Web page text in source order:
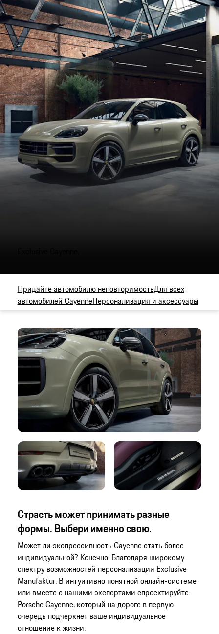
Придайте автомобилю неповторимостьДля всех
автомобилей CayenneПерсонализация и аксессуары
Страсть может принимать разные
формы. Выбери именно свою.
Может ли экспрессивность Cayenne стать более
индивидуальной? Конечно. Благодаря широкому
спектру возможностей персонализации Exclusive
Manufaktur. В интуитивно понятной онлайн-системе
или вместе с нашими экспертами спроектируйте
Porsche Cayenne, который на дороге в первую
очередь подчеркнет ваше индивидуальное
отношение к жизни.